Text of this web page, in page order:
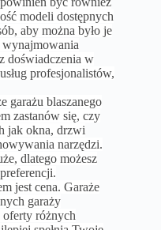
modeli dostępnych
aby można było je
wynajmowania
doświadczenia w
profesjonalistów,
garażu blaszanego
zastanów się, czy
jak okna, drzwi
narzędzi.
dlatego możesz
jest cena. Garaże
garaży
różnych